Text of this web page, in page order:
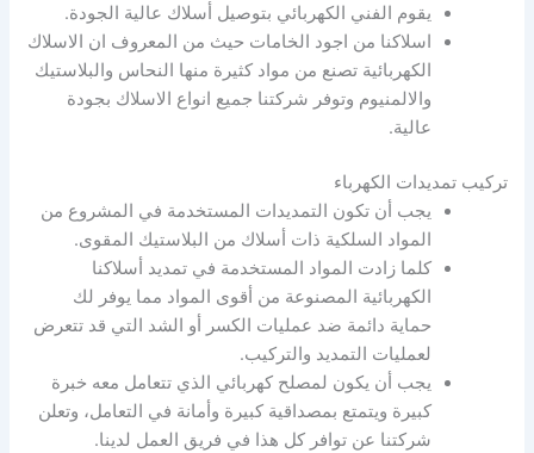
يقوم الفني الكهربائي بتوصيل أسلاك عالية الجودة.
اسلاكنا من اجود الخامات حيث من المعروف ان الاسلاك
الكهربائية تصنع من مواد كثيرة منها النحاس والبلاستيك
والالمنيوم وتوفر شركتنا جميع انواع الاسلاك بجودة
عالية.
تركيب تمديدات الكهرباء
يجب أن تكون التمديدات المستخدمة في المشروع من
المواد السلكية ذات أسلاك من البلاستيك المقوى.
كلما زادت المواد المستخدمة في تمديد أسلاكنا
الكهربائية المصنوعة من أقوى المواد مما يوفر لك
حماية دائمة ضد عمليات الكسر أو الشد التي قد تتعرض
لعمليات التمديد والتركيب.
يجب أن يكون لمصلح كهربائي الذي تتعامل معه خبرة
كبيرة ويتمتع بمصداقية كبيرة وأمانة في التعامل، وتعلن
شركتنا عن توافر كل هذا في فريق العمل لدينا.